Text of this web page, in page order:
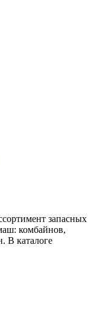
запасных
комбайнов,
В каталоге